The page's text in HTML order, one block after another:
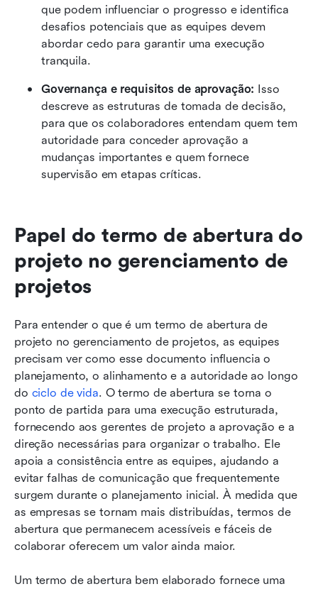
que podem influenciar o progresso e identifica
desafios potenciais que as equipes devem
abordar cedo para garantir uma execução
tranquila.
Governança e requisitos de aprovação: Isso
descreve as estruturas de tomada de decisão,
para que os colaboradores entendam quem tem
autoridade para conceder aprovação a
mudanças importantes e quem fornece
supervisão em etapas críticas.
Papel do termo de abertura do
projeto no gerenciamento de
projetos
Para entender o que é um termo de abertura de
projeto no gerenciamento de projetos, as equipes
precisam ver como esse documento influencia o
planejamento, o alinhamento e a autoridade ao longo
do ciclo de vida. O termo de abertura se torna o
ponto de partida para uma execução estruturada,
fornecendo aos gerentes de projeto a aprovação e a
direção necessárias para organizar o trabalho. Ele
apoia a consistência entre as equipes, ajudando a
evitar falhas de comunicação que frequentemente
surgem durante o planejamento inicial. À medida que
as empresas se tornam mais distribuídas, termos de
abertura que permanecem acessíveis e fáceis de
colaborar oferecem um valor ainda maior.
Um termo de abertura bem elaborado fornece uma